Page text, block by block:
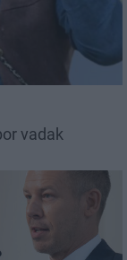
vadak